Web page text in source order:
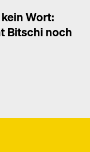
Wort:
Bitschi noch